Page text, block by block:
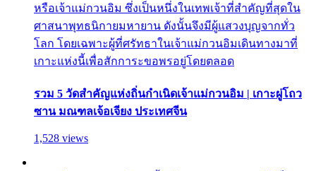
หรือเจ้าแม่กวนอิม ซึ่งเป็นหนึ่งในเทพเจ้าที่สำคัญที่สุดใน
ศาสนาพุทธนิกายมหายาน ดังนั้นจึงมีผู้แสวงบุญจากทั่ว
โลก โดยเฉพาะผู้ที่ศรัทธาในเจ้าแม่กวนอิมเดินทางมาที่
เกาะแห่งนี้เพื่อสักการะขอพรอยู่โดยตลอด
รวม 5 วัดสำคัญแห่งถิ่นกำเนิดเจ้าแม่กวนอิม | เกาะผู่โถว
ซาน มณฑลเจ้อเจียง ประเทศจีน
1,528 views